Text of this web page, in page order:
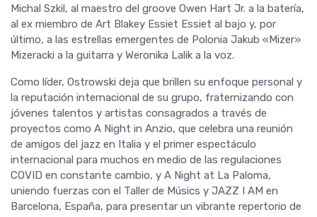
Michal Szkil, al maestro del groove Owen Hart Jr. a la batería,
al ex miembro de Art Blakey Essiet Essiet al bajo y, por
último, a las estrellas emergentes de Polonia Jakub «Mizer»
Mizeracki a la guitarra y Weronika Lalik a la voz.
Como líder, Ostrowski deja que brillen su enfoque personal y
la reputación internacional de su grupo, fraternizando con
jóvenes talentos y artistas consagrados a través de
proyectos como A Night in Anzio, que celebra una reunión
de amigos del jazz en Italia y el primer espectáculo
internacional para muchos en medio de las regulaciones
COVID en constante cambio, y A Night at La Paloma,
uniendo fuerzas con el Taller de Músics y JAZZ I AM en
Barcelona, España, para presentar un vibrante repertorio de